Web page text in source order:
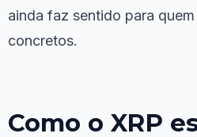
ainda faz sentido para
concretos.
Como o XRP